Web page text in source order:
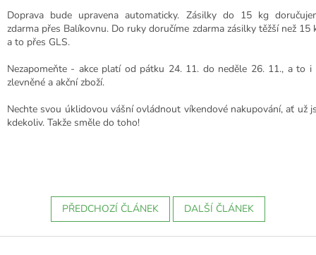
Doprava bude upravena automaticky. Zásilky do 15 kg
zdarma přes Balíkovnu. Do ruky doručíme zdarma zásilky těžší než 15
a to přes GLS.
Nezapomeňte - akce platí od pátku 24. 11. do neděle 26. 11., a to i
zlevněné a akční zboží.
Nechte svou úklidovou vášní ovládnout víkendové nakupování, ať už
kdekoliv. Takže směle do toho!
PŘEDCHOZÍ ČLÁNEK DALŠÍ ČLÁNEK
Z